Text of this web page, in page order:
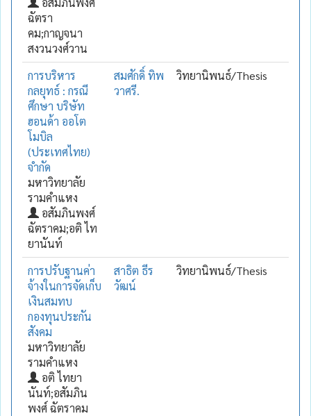
ฉัตรา
คม;กาญจนา
สงวนวงศ์วาน
การบริหาร
กลยุทธ์ : กรณี
ศึกษา บริษัท
ฮอนด้า ออโต
โมบิล
(ประเทศไทย)
จำกัด
มหาวิทยาลัย
รามคำแหง
อสัมภินพงศ์
ฉัตราคม;อติ ไท
ยานันท์
สมศักดิ์ ทิพ
วาศรี.
วิทยานิพนธ์/Thesis
การปรับฐานค่า
จ้างในการจัดเก็บ
เงินสมทบ
กองทุนประกัน
สังคม
มหาวิทยาลัย
รามคำแหง
อติ ไทยา
นันท์;อสัมภิน
พงศ์ ฉัตราคม
สาธิต ธีร
วัฒน์
วิทยานิพนธ์/Thesis